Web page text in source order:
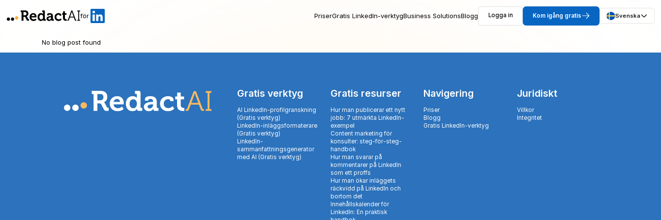
för PriserGratis LinkedIn-verktygBusiness SolutionsBlogg Logga in Kom igång gratis Svenska
No blog post found
Gratis verktyg
AI LinkedIn-profilgranskning
(Gratis verktyg)
LinkedIn-inläggsformaterare
(Gratis verktyg)
LinkedIn-
sammanfattningsgenerator
med AI (Gratis verktyg)
Gratis resurser
Hur man publicerar ett nytt
jobb: 7 utmärkta LinkedIn-
exempel
Content marketing för
konsulter: steg-för-steg-
handbok
Hur man svarar på
kommentarer på LinkedIn
som ett proffs
Hur man ökar inläggets
räckvidd på LinkedIn och
bortom det
Innehållskalender för
LinkedIn: En praktisk
Navigering
Priser
Blogg
Gratis LinkedIn-verktyg
Juridiskt
Villkor
Integritet